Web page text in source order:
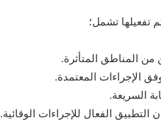
تفعيلها تشمل؛
من المناطق المتأثرة.
السريعة.
الفعال للإجراءات الوقائية.